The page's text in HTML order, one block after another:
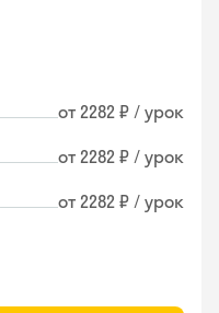
от 2282 ₽ / урок
от 2282 ₽ / урок
от 2282 ₽ / урок